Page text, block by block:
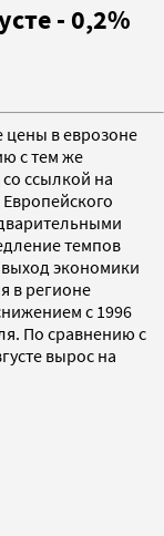
- 0,2%
цены в еврозоне
с тем же
ссылкой на
темпов
экономики
в регионе
с 1996
По сравнению с
вырос на